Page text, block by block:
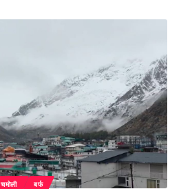
चमोली बर्फ